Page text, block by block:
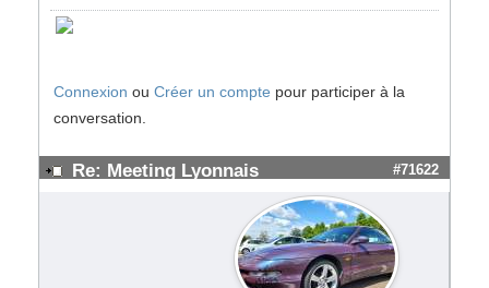
Connexion ou Créer un compte pour participer à la
conversation.
Re: Meeting Lyonnais #71622